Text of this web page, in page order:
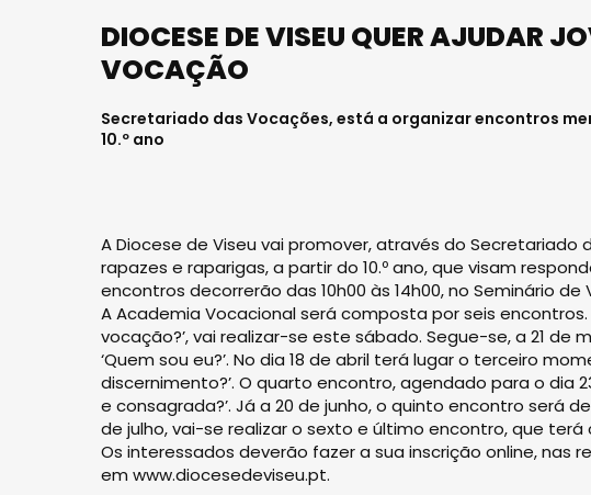
DIOCESE DE VISEU QUER AJUDAR
VOCAÇÃO
Secretariado das Vocações, está a organizar encontros
10.º ano
A Diocese de Viseu vai promover, através do
rapazes e raparigas, a partir do 10.º ano, que visam
encontros decorrerão das 10h00 às 14h00, no Seminário
A Academia Vocacional será composta por seis
vocação?’, vai realizar-se este sábado. Segue-se, a 21
‘Quem sou eu?’. No dia 18 de abril terá lugar o terceiro
discernimento?’. O quarto encontro, agendado para o dia
e consagrada?’. Já a 20 de junho, o quinto encontro será
de julho, vai-se realizar o sexto e último encontro, que terá
Os interessados deverão fazer a sua inscrição online, nas
em www.diocesedeviseu.pt.